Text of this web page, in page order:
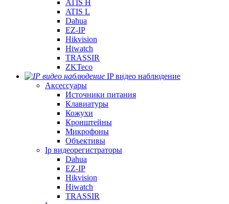
ATIS H
ATIS L
Dahua
EZ-IP
Hikvision
Hiwatch
TRASSIR
ZKTeco
IP видео наблюдение
Аксессуары
Источники питания
Клавиатуры
Кожухи
Кронштейны
Микрофоны
Объективы
Ip видеорегистраторы
Dahua
EZ-IP
Hikvision
Hiwatch
TRASSIR